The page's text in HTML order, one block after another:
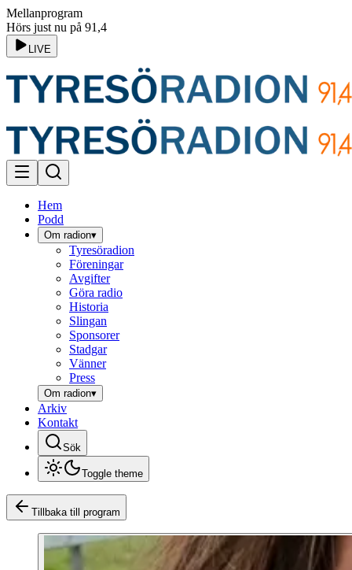
Mellanprogram
Hörs just nu på 91,4
LIVE
Hem
Podd
Om radion▾
Tyresöradion
Föreningar
Avgifter
Göra radio
Historia
Slingan
Sponsorer
Stadgar
Vänner
Press
Om radion▾
Arkiv
Kontakt
Sök
Toggle theme
Tillbaka till program